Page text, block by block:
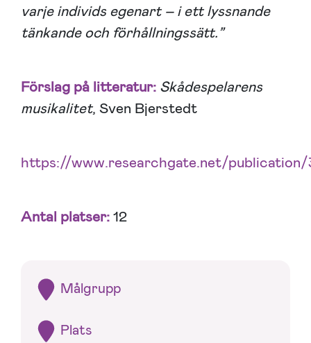
varje individs egenart – i ett lyssnande
tänkande och förhållningssätt.”
Förslag på litteratur: Skådespelarens
musikalitet, Sven Bjerstedt
https://www.researchgate.net/
Antal platser:12
Målgrupp
Plats